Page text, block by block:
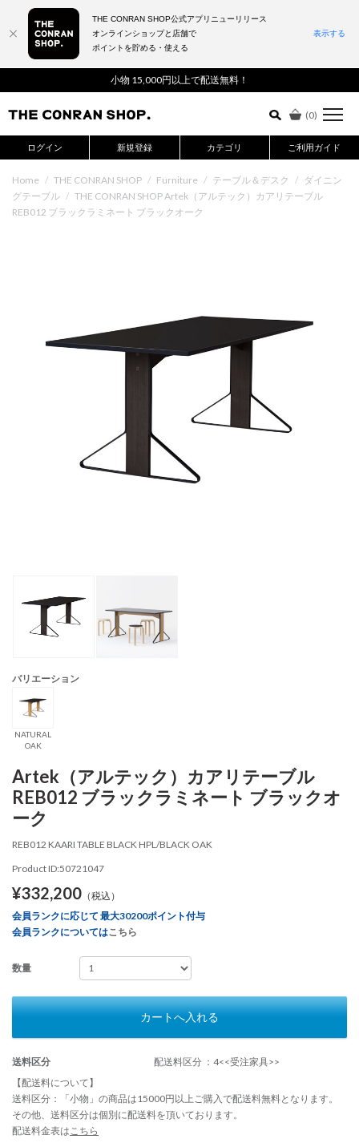
小物 15,000円以上で配送無料！
(0)
ログイン 新規登録 カテゴリ ご利用ガイド
詳細検索はこちら
Home / THE CONRAN SHOP / Furniture / テーブル＆デスク / ダイニン
グテーブル / THE CONRAN SHOP Artek（アルテック）カアリテーブル
REB012 ブラックラミネート ブラックオーク
バリエーション
NATURAL
OAK
Artek（アルテック）カアリテーブル
REB012 ブラックラミネート ブラックオ
ーク
REB012 KAARI TABLE BLACK HPL/BLACK OAK
Product ID:50721047
¥332,200 （税込）
会員ランクに応じて 最大30200ポイント付与
会員ランクについてはこちら
数量
カートへ入れる
送料区分
配送料区分 ：4<<受注家具>>
【配送料について】
送料区分：「小物」の商品は15000円以上ご購入で配送料無料となります。
その他、送料区分は個別に配送料を頂いております。
配送料金表は こちら
THE CONRAN SHOP公式アプリニューリリース
オンラインショップと店舗で
ポイントを貯める・使える
表示する